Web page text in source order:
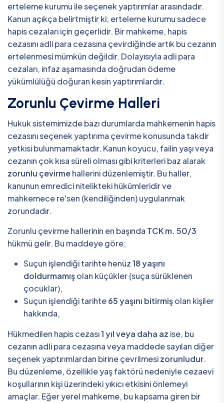
erteleme kurumu ile seçenek yaptırımlar arasındadır.
Kanun açıkça belirtmiştir ki; erteleme kurumu sadece
hapis cezaları için geçerlidir. Bir mahkeme, hapis
cezasını adli para cezasına çevirdiğinde artık bu cezanın
ertelenmesi mümkün değildir. Dolayısıyla adli para
cezaları, infaz aşamasında doğrudan ödeme
yükümlülüğü doğuran kesin yaptırımlardır.
Zorunlu Çevirme Halleri
Hukuk sistemimizde bazı durumlarda mahkemenin hapis
cezasını seçenek yaptırıma çevirme konusunda takdir
yetkisi bulunmamaktadır. Kanun koyucu, failin yaşı veya
cezanın çok kısa süreli olması gibi kriterleri baz alarak
zorunlu çevirmehallerini düzenlemiştir. Bu haller,
kanunun emredici nitelikteki hükümleridir ve
mahkemece re'sen (kendiliğinden) uygulanmak
zorundadır.
Zorunlu çevirme hallerinin en başında TCK m. 50/3
hükmü gelir. Bu maddeye göre;
Suçun işlendiği tarihte henüz18 yaşını
doldurmamışolan küçükler (suça sürüklenen
çocuklar),
Suçun işlendiği tarihte65 yaşını bitirmişolan kişiler
hakkında,
Hükmedilen hapis cezası1 yıl veya daha az ise, bu
cezanın adli para cezasına veya maddede sayılan diğer
seçenek yaptırımlardan birine çevrilmesizorunludur.
Bu düzenleme, özellikle yaş faktörü nedeniyle cezaevi
koşullarının kişi üzerindeki yıkıcı etkisini önlemeyi
amaçlar. Eğer yerel mahkeme, bu kapsama giren bir